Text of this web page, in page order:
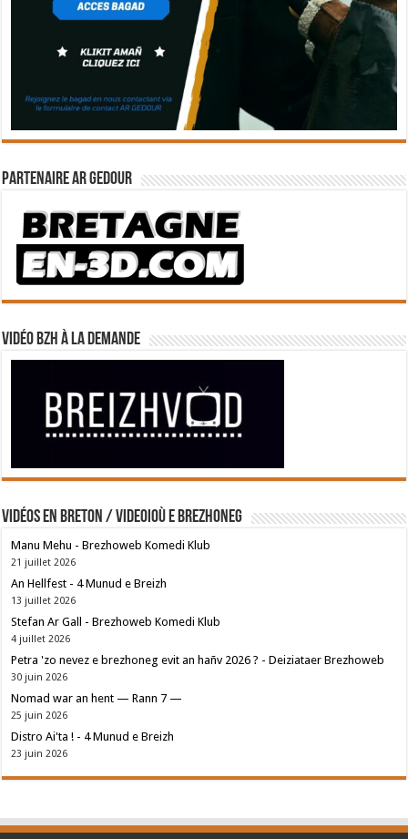
Partenaire Ar Gedour
Vidéo BZH à la demande
Vidéos en breton / Videoioù e brezhoneg
Manu Mehu - Brezhoweb Komedi Klub
21 juillet 2026
An Hellfest - 4 Munud e Breizh
13 juillet 2026
Stefan Ar Gall - Brezhoweb Komedi Klub
4 juillet 2026
Petra 'zo nevez e brezhoneg evit an hañv 2026 ? - Deiziataer Brezhoweb
30 juin 2026
Nomad war an hent — Rann 7 —
25 juin 2026
Distro Ai'ta ! - 4 Munud e Breizh
23 juin 2026